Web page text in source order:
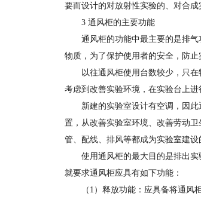
要而设计的对放射性实验的、对合成
3 通风柜的主要功能
通风柜的功能中最主要的是排
物质，为了保护使用者的安全，防
以往通风柜使用台数较少，只
考虑到改善实验环境，在实验台上
新建的实验室设计有空调，因
置，从改善实验室环境、改善劳动
管、配线、排风等都成为实验室建设
使用通风柜的最大目的是排出
就要求通风柜应具有如下功能：
（1）释放功能：应具备将通风